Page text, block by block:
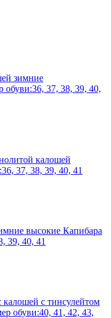
зимние
обуви:36, 37, 38, 39, 40,
калошей
36, 37, 38, 39, 40, 41
высокие Капибара
39, 40, 41
с тинсулейтом
обуви:40, 41, 42, 43,